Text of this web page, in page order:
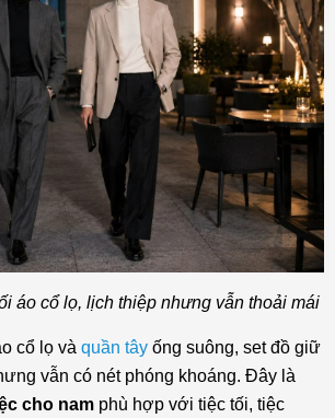
áo cổ lọ, lịch thiệp nhưng vẫn thoải mái
cổ lọ và quần tây ống suông, set đồ giữ
vẫn có nét phóng khoáng. Đây là
cho nam phù hợp với tiệc tối, tiệc